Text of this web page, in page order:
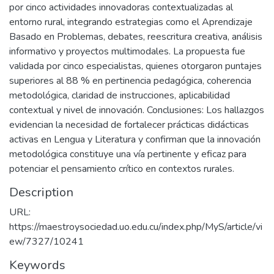
por cinco actividades innovadoras contextualizadas al
entorno rural, integrando estrategias como el Aprendizaje
Basado en Problemas, debates, reescritura creativa, análisis
informativo y proyectos multimodales. La propuesta fue
validada por cinco especialistas, quienes otorgaron puntajes
superiores al 88 % en pertinencia pedagógica, coherencia
metodológica, claridad de instrucciones, aplicabilidad
contextual y nivel de innovación. Conclusiones: Los hallazgos
evidencian la necesidad de fortalecer prácticas didácticas
activas en Lengua y Literatura y confirman que la innovación
metodológica constituye una vía pertinente y eficaz para
potenciar el pensamiento crítico en contextos rurales.
Description
URL:
https://maestroysociedad.uo.edu.cu/index.php/MyS/article/vi
ew/7327/10241
Keywords